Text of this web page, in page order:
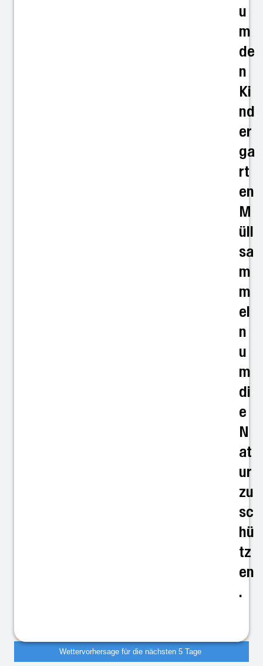
u
m
de
n
Ki
nd
er
ga
rt
en
M
üll
sa
m
m
el
n
u
m
di
e
N
at
ur
zu
sc
hü
tz
en
.
Wettervorhersage für die nächsten 5 Tage